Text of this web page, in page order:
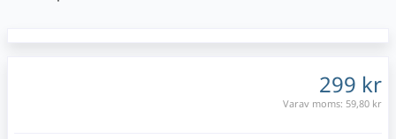
299 kr
Varav moms: 59,80 kr